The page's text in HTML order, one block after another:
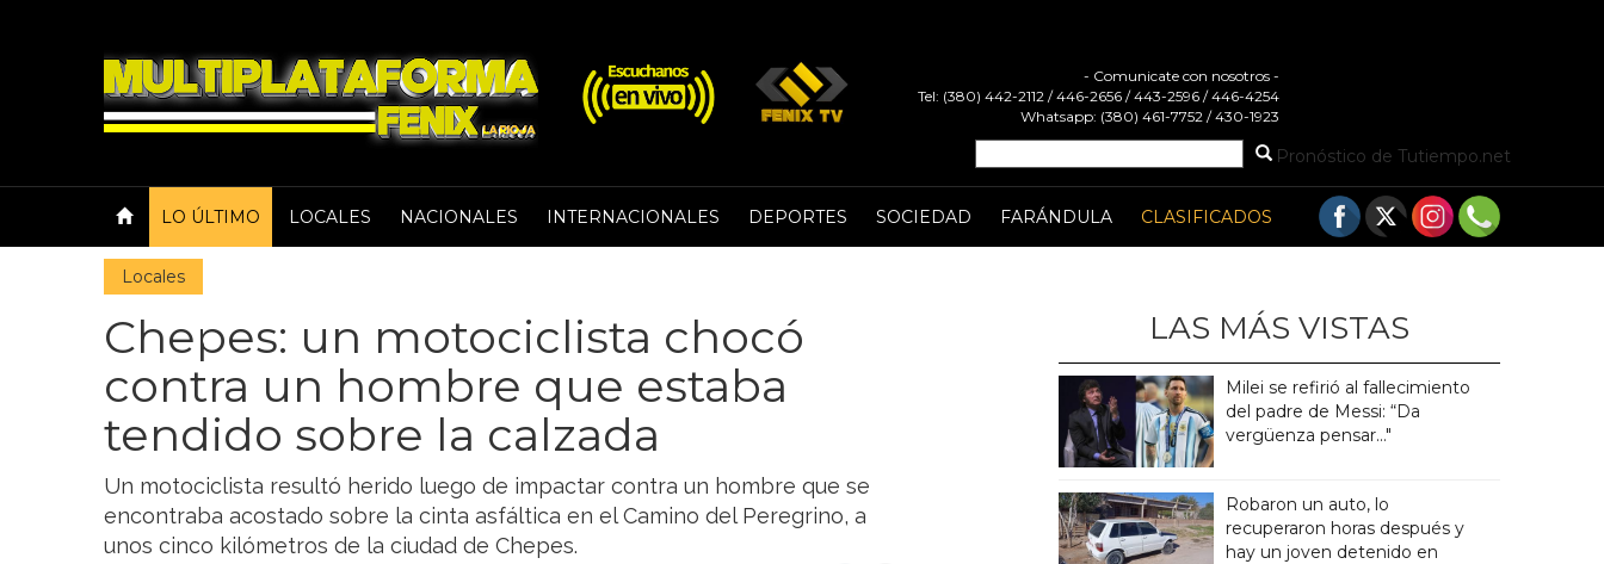
- Comunicate con nosotros -
Tel: (380) 442-2112 / 446-2656 / 443-2596 / 446-4254
Whatsapp: (380) 461-7752 / 430-1923
Pronóstico de Tutiempo.net
LO ÚLTIMO LOCALES NACIONALES INTERNACIONALES DEPORTES SOCIEDAD FARÁNDULA CLASIFICADOS
Locales
Chepes: un motociclista chocó
contra un hombre que estaba
tendido sobre la calzada
Un motociclista resultó herido luego de impactar contra un hombre que se
encontraba acostado sobre la cinta asfáltica en el Camino del Peregrino, a
unos cinco kilómetros de la ciudad de Chepes.
LAS MÁS VISTAS
Milei se refirió al fallecimiento
del padre de Messi: “Da
vergüenza pensar..."
Robaron un auto, lo
recuperaron horas después y
hay un joven detenido en